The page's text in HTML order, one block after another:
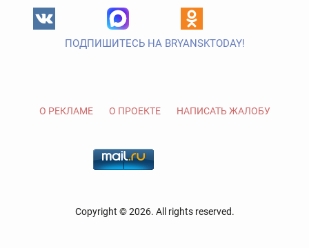
ПОДПИШИТЕСЬ НА BRYANSKTODAY!
О РЕКЛАМЕ О ПРОЕКТЕ НАПИСАТЬ ЖАЛОБУ
Copyright © 2026. All rights reserved.